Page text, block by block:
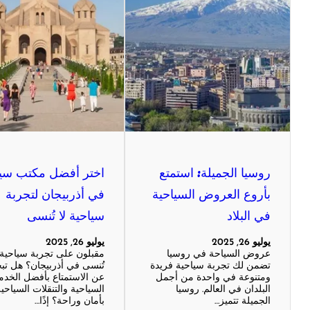
روسيا الجميلة: استمتع
بأروع العروض السياحية
في البلاد
يوليو 26, 2025
عروض السياحة في روسيا
تضمن لك تجربة سياحية فريدة
ومتنوعة في واحدة من أجمل
البلدان في العالم. روسيا
الجميلة تتميز…
اختر أفضل مكتب
في أذربيجان لتجربة
سياحية لا تُنسى
يوليو 26, 2025
مقبلون على تجربة سياحية
تُنسى في أذربيجان؟ هل
عن الاستمتاع بأفضل
السياحية والتنقلات
بأمان وراحة؟ إذًا…